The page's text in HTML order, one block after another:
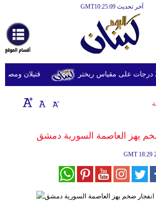
آخر تحديث GMT10:25:09
أخبارعاجلة
رياضة
ثقافة
إقتصاد
وموسيقى
قتيلان ومصابون جراء 14 غارة إسرائيلية على
يهز العاصمة السورية دمشق‏
GMT